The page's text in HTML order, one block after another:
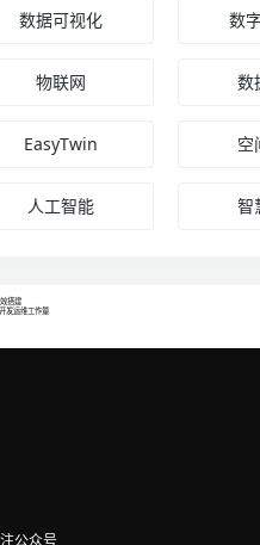
数据可视化 数
物联网 数
EasyTwin 空
人工智能 智
搭建
发运维工作量
公众号